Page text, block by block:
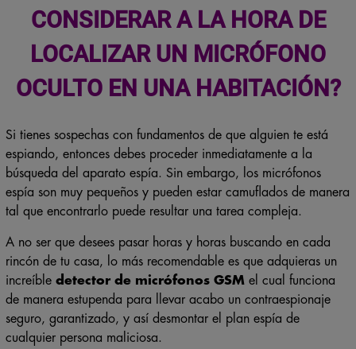
CONSIDERAR A LA HORA DE
LOCALIZAR UN MICRÓFONO
OCULTO EN UNA HABITACIÓN?
Si tienes sospechas con fundamentos de que alguien te está
espiando, entonces debes proceder inmediatamente a la
búsqueda del aparato espía. Sin embargo, los micrófonos
espía son muy pequeños y pueden estar camuflados de manera
tal que encontrarlo puede resultar una tarea compleja.
A no ser que desees pasar horas y horas buscando en cada
rincón de tu casa, lo más recomendable es que adquieras un
increíble detector de micrófonos GSM el cual funciona
de manera estupenda para llevar acabo un contraespionaje
seguro, garantizado, y así desmontar el plan espía de
cualquier persona maliciosa.